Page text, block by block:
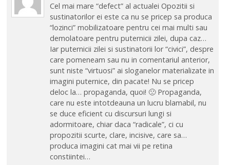
Cel mai mare “defect” al actualei Opozitii si
sustinatorilor ei este ca nu se pricep sa produca
“lozinci” mobilizatoare pentru cei mai multi sau
demolatoare pentru puternicii zilei, dupa caz…
Iar puternicii zilei si sustinatorii lor “civici”, despre
care pomeneam sau nu in comentariul anterior,
sunt niste “virtuosi” ai sloganelor materializate in
imagini puternice, din pacate! Nu se pricep
deloc la… propaganda, quoi! 🙁 Propaganda,
care nu este intotdeauna un lucru blamabil, nu
se duce eficient cu discursuri lungi si
adormitoare, chiar daca “radicale”, ci cu
propozitii scurte, clare, incisive, care sa…
produca imagini cat mai vii pe retina
constiintei…